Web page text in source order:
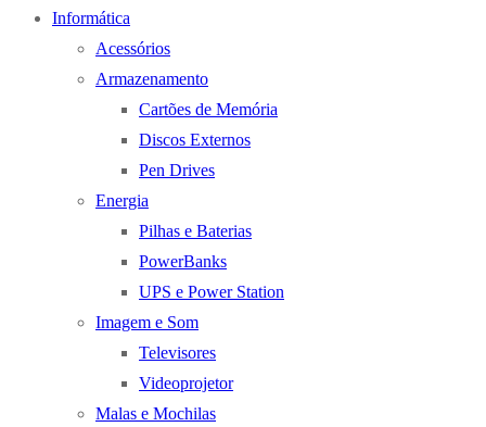
Informática
Acessórios
Armazenamento
Cartões de Memória
Discos Externos
Pen Drives
Energia
Pilhas e Baterias
PowerBanks
UPS e Power Station
Imagem e Som
Televisores
Videoprojetor
Malas e Mochilas